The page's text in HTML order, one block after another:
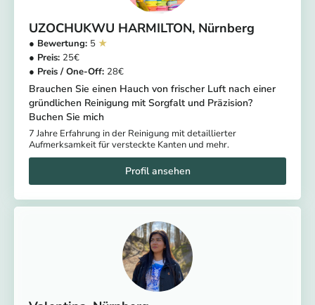
UZOCHUKWU HARMILTON Nürnberg
5
25
28
Brauchen Sie einen Hauch von frischer Luft nach einer
gründlichen Reinigung mit Sorgfalt und Präzision?
Buchen Sie mich
7 Jahre Erfahrung in der Reinigung mit detaillierter
Aufmerksamkeit für versteckte Kanten und mehr.